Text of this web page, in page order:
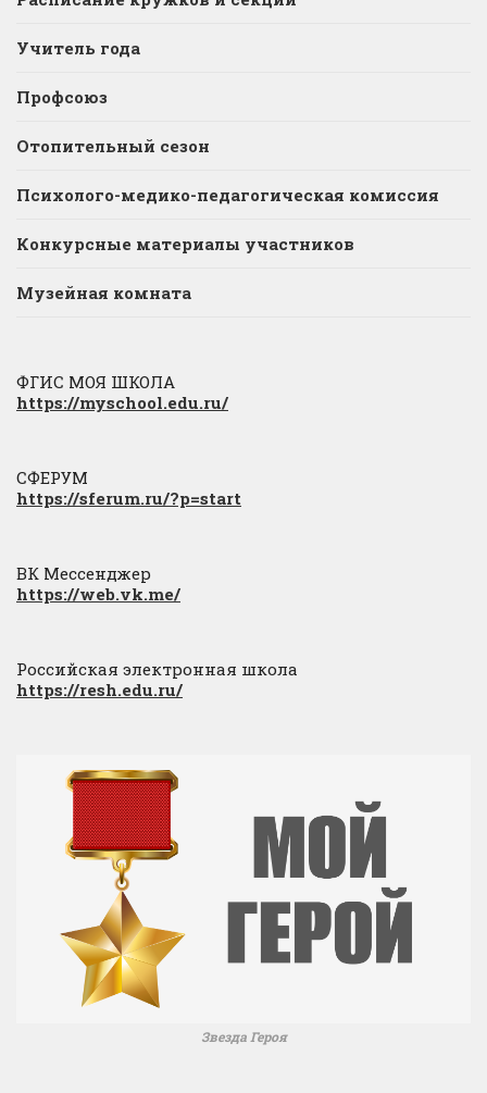
Учитель года
Профсоюз
Отопительный сезон
Психолого-медико-педагогическая комиссия
Конкурсные материалы участников
Музейная комната
ФГИС МОЯ ШКОЛА
https://myschool.edu.ru/
СФЕРУМ
https://sferum.ru/?p=start
ВК Мессенджер
https://web.vk.me/
Российская электронная школа
https://resh.edu.ru/
Звезда Героя